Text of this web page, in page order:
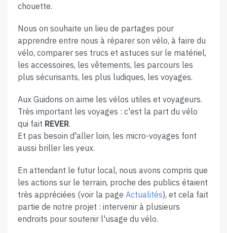
chouette.
Nous on souhaite un lieu de partages pour
apprendre entre nous à réparer son vélo, à faire du
vélo, comparer ses trucs et astuces sur le matériel,
les accessoires, les vêtements, les parcours les
plus sécurisants, les plus ludiques, les voyages.
Aux Guidons on aime les vélos utiles et voyageurs.
Très important les voyages : c'est la part du vélo
qui fait REVER.
Et pas besoin d'aller loin, les micro-voyages font
aussi briller les yeux.
En attendant le futur local, nous avons compris que
les actions sur le terrain, proche des publics étaient
très appréciées (voir la page Actualités), et cela fait
partie de notre projet : intervenir à plusieurs
endroits pour soutenir l'usage du vélo.